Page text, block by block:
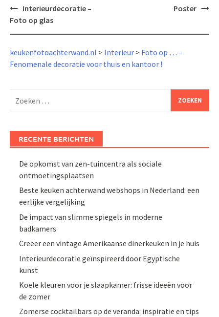
Bericht
navigatie
Interieurdecoratie –
Foto op glas
Poster
keukenfotoachterwand.nl > Interieur > Foto op … –
Fenomenale decoratie voor thuis en kantoor !
naar:
RECENTE BERICHTEN
De opkomst van zen-tuincentra als sociale
ontmoetingsplaatsen
Beste keuken achterwand webshops in Nederland: een
eerlijke vergelijking
De impact van slimme spiegels in moderne
badkamers
Creëer een vintage Amerikaanse dinerkeuken in je huis
Interieurdecoratie geïnspireerd door Egyptische
kunst
Koele kleuren voor je slaapkamer: frisse ideeën voor
de zomer
Zomerse cocktailbars op de veranda: inspiratie en tips